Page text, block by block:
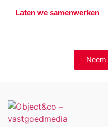
Laten we samenwerken